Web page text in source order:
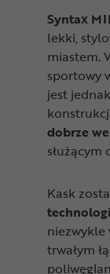
Syntax
lekki,
miastem.
sportowy
jest
dobrze
Kask
niezwykle
trwałym